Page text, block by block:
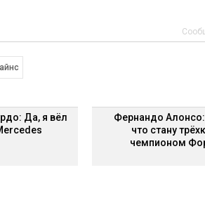
Да, я вёл
Фернандо
что стану
чемпионом